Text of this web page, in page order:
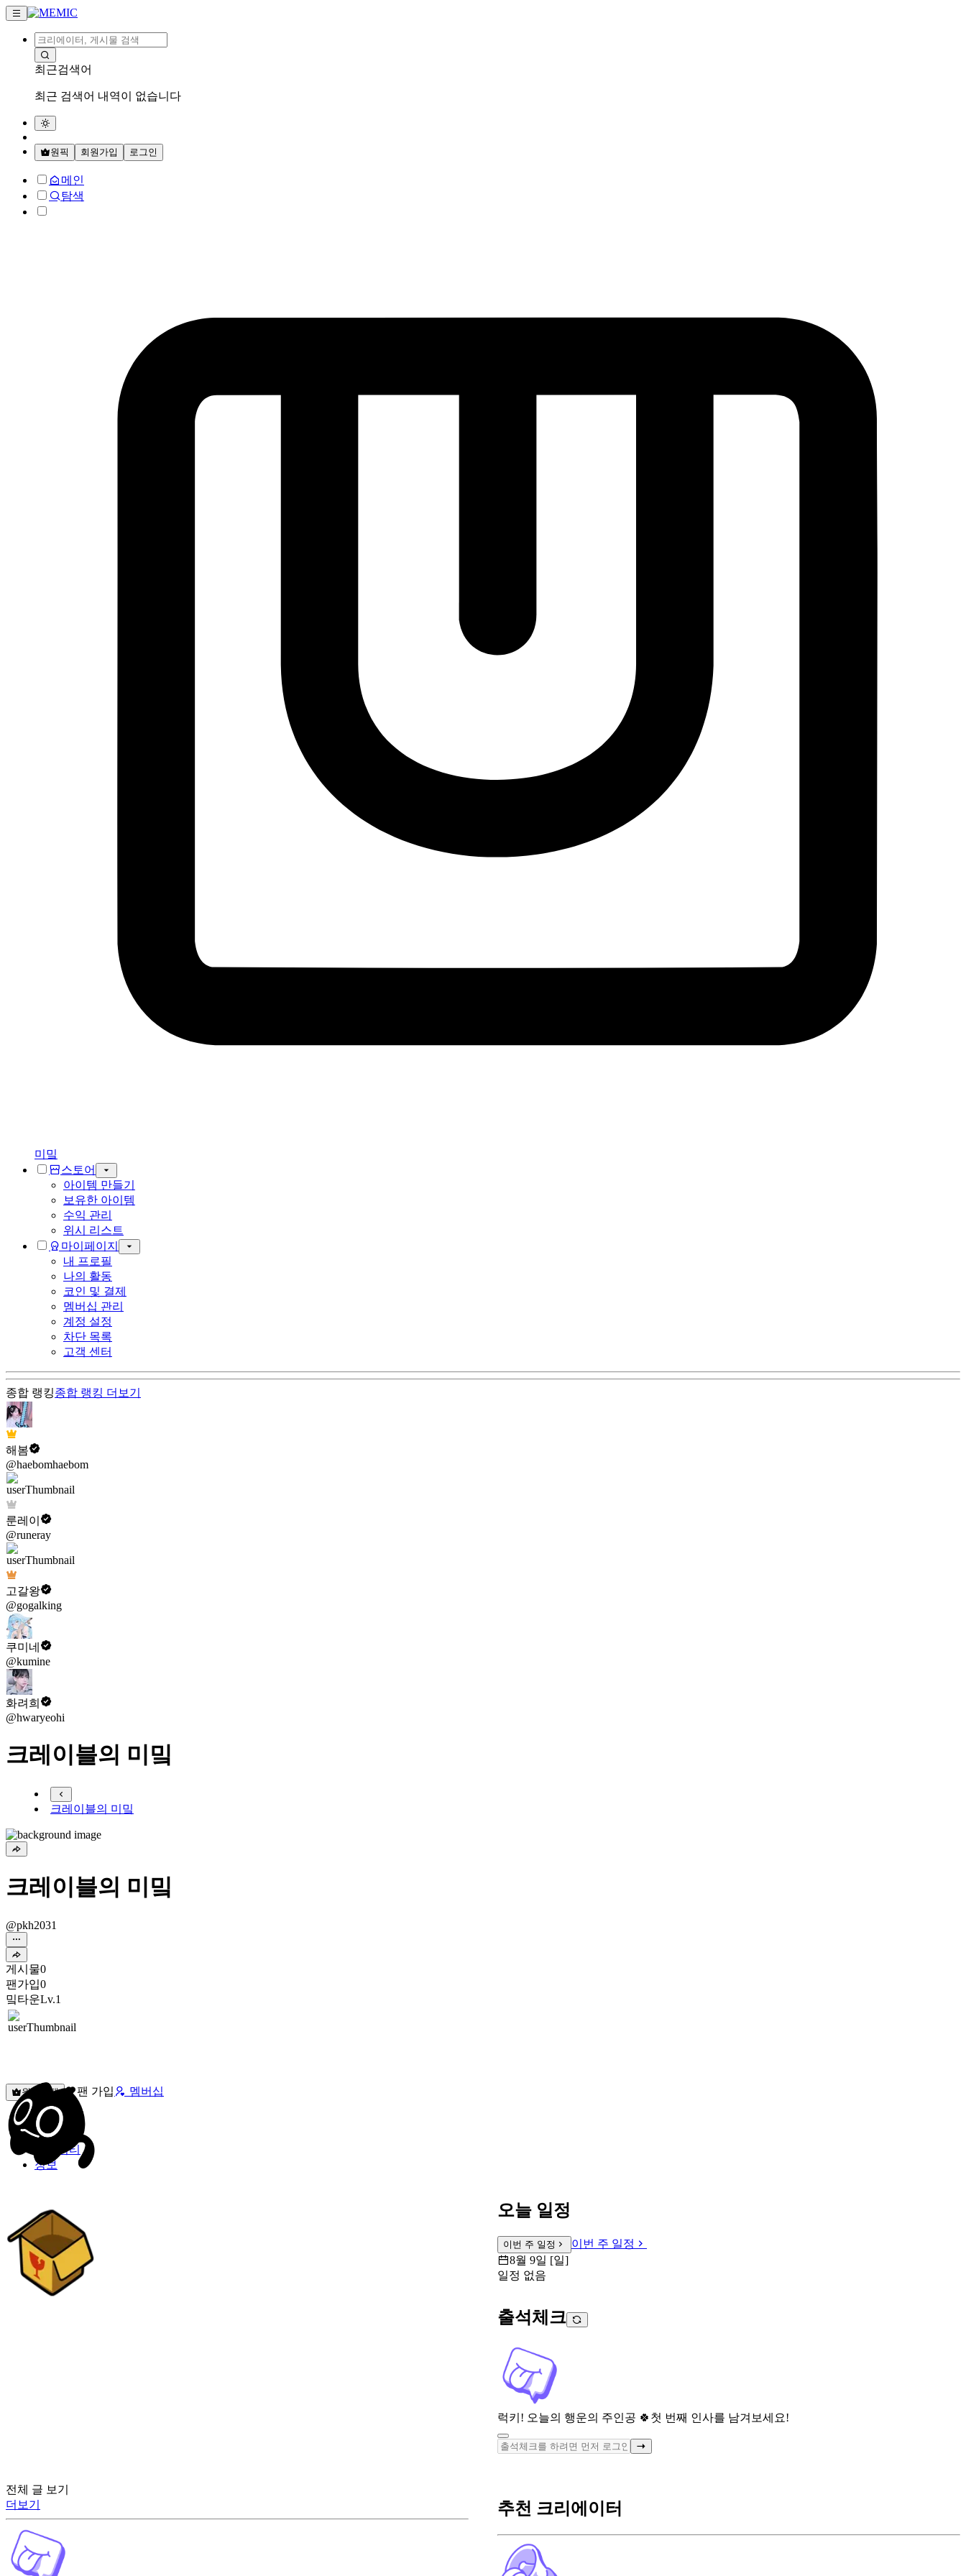
최근검색어
최근 검색어 내역이 없습니다
원픽 회원가입 로그인
메인
탐색
미밐
스토어
아이템 만들기
보유한 아이템
수익 관리
위시 리스트
마이페이지
내 프로필
나의 활동
코인 및 결제
멤버십 관리
계정 설정
차단 목록
고객 센터
종합 랭킹종합 랭킹 더보기
해봄
@haebomhaebom
룬레이
@runeray
고갈왕
@gogalking
쿠미네
@kumine
화려희
@hwaryeohi
크레이블의 미밐
크레이블의 미밐
크레이블의 미밐
@pkh2031
게시물0
팬가입0
밐타운Lv.1
원픽선택 팬 가입 멤버십
밐타운
피드
커뮤니티
정보
오늘 일정
이번 주 일정
이번 주 일정
8월 9일 [일]
일정 없음
출석체크
럭키! 오늘의 행운의 주인공 🍀 첫 번째 인사를 남겨보세요!
전체 글 보기
더보기
추천 크리에이터